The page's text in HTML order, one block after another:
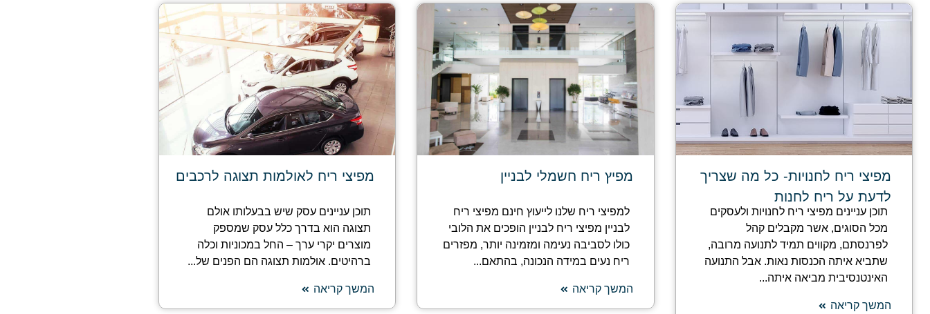
מפיצי ריח לחנויות- כל מה שצריך
לדעת על ריח לחנות
תוכן עניינים מפיצי ריח לחנויות ולעסקים
מכל הסוגים, אשר מקבלים קהל
לפרנסתם, מקווים תמיד לתנועה מרובה,
שתביא איתה הכנסות נאות. אבל התנועה
האינטנסיבית מביאה איתה...
המשך קריאה
מפיץ ריח חשמלי לבניין
למפיצי ריח שלנו לייעוץ חינם מפיצי ריח
לבניין מפיצי ריח לבניין הופכים את הלובי
כולו לסביבה נעימה ומזמינה יותר, מפזרים
ריח נעים במידה הנכונה, בהתאם...
המשך קריאה
מפיצי ריח לאולמות תצוגה לרכבים
תוכן עניינים עסק שיש בבעלותו אולם
תצוגה הוא בדרך כלל עסק שמספק
מוצרים יקרי ערך – החל במכוניות וכלה
ברהיטים. אולמות תצוגה הם הפנים של...
המשך קריאה